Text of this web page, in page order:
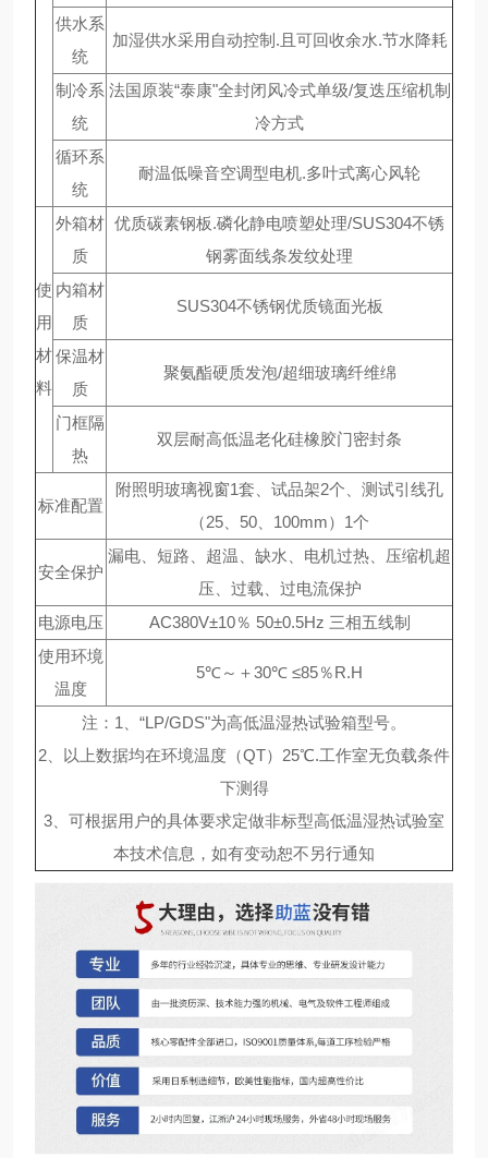
供水系
统
加湿供水采用自动控制.且可回收余水.节水降耗
制冷系
统
法国原装“泰康"全封闭风冷式单级/复迭压缩机制
冷方式
循环系
统
耐温低噪音空调型电机.多叶式离心风轮
使
用
材
料
外箱材
质
优质碳素钢板.磷化静电喷塑处理/SUS304不锈
钢雾面线条发纹处理
内箱材
质
SUS304不锈钢优质镜面光板
保温材
质
聚氨酯硬质发泡/超细玻璃纤维绵
门框隔
热
双层耐高低温老化硅橡胶门密封条
标准配置
附照明玻璃视窗1套、试品架2个、测试引线孔
（25、50、100mm）1个
安全保护
漏电、短路、超温、缺水、电机过热、压缩机超
压、过载、过电流保护
电源电压
AC380V±10％ 50±0.5Hz 三相五线制
使用环境
温度
5℃～＋30℃ ≤85％R.H
注：1、“LP/GDS"为高低温湿热试验箱型号。
2、以上数据均在环境温度（QT）25℃.工作室无负载条件
下测得
3、可根据用户的具体要求定做非标型高低温湿热试验室
本技术信息，如有变动恕不另行通知